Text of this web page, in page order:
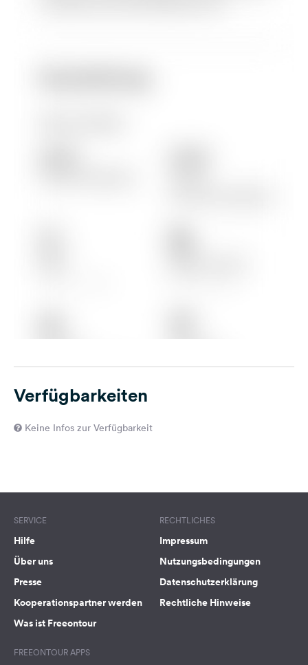
Verfügbarkeiten
Keine Infos zur Verfügbarkeit
SERVICE
Hilfe
Über uns
Presse
Kooperationspartner werden
Was ist Freeontour
RECHTLICHES
Impressum
Nutzungsbedingungen
Datenschutzerklärung
Rechtliche Hinweise
FREEONTOUR APPS